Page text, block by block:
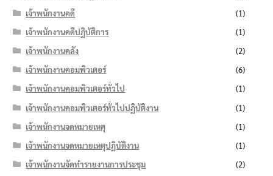
เจ้าพนักงานคดี
(1)
เจ้าพนักงานคดีปฏิบัติการ
(1)
เจ้าพนักงานคลัง
(2)
เจ้าพนักงานคอมพิวเตอร์
(6)
เจ้าพนักงานคอมพิวเตอร์ทั่วไป
(1)
เจ้าพนักงานคอมพิวเตอร์ทั่วไปปฏิบัติงาน
(1)
เจ้าพนักงานจดหมายเหตุ
(1)
เจ้าพนักงานจดหมายเหตุปฏิบัติงาน
(1)
เจ้าพนักงานจัดทำรายงานการประชุม
(2)